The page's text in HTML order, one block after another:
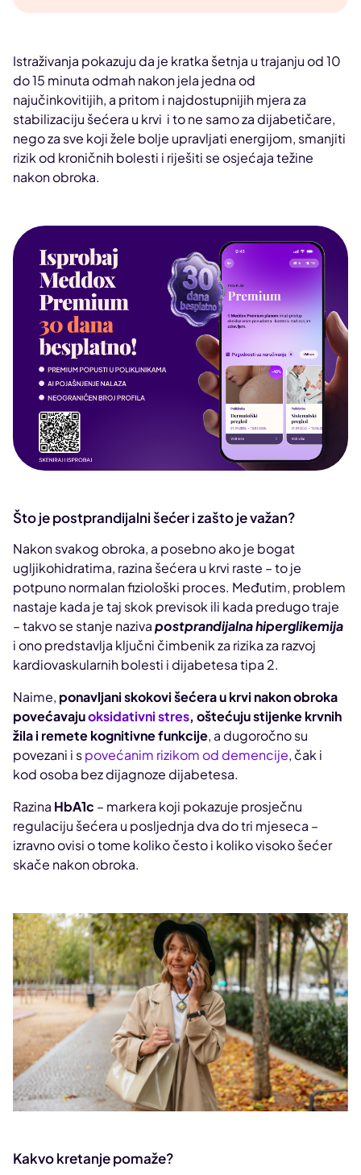
Istraživanja pokazuju da je kratka šetnja u trajanju od 10
do 15 minuta odmah nakon jela jedna od
najučinkovitijih, a pritom i najdostupnijih mjera za
stabilizaciju šećera u krvi i to ne samo za dijabetičare,
nego za sve koji žele bolje upravljati energijom, smanjiti
rizik od kroničnih bolesti i riješiti se osjećaja težine
nakon obroka.
Što je postprandijalni šećer i zašto je važan?
Nakon svakog obroka, a posebno ako je bogat
ugljikohidratima, razina šećera u krvi raste – to je
potpuno normalan fiziološki proces. Međutim, problem
nastaje kada je taj skok previsok ili kada predugo traje
– takvo se stanje nazivapostprandijalna hiperglikemija
i ono predstavlja ključni čimbenik za rizika za razvoj
kardiovaskularnih bolesti i dijabetesa tipa 2.
Naime, ponavljani skokovi šećera u krvi nakon obroka
povećavajuoksidativni stres, oštećuju stijenke krvnih
žila i remete kognitivne funkcije, a dugoročno su
povezani i spovećanim rizikom od demencije, čak i
kod osoba bez dijagnoze dijabetesa.
Razina HbA1c – markera koji pokazuje prosječnu
regulaciju šećera u posljednja dva do tri mjeseca –
izravno ovisi o tome koliko često i koliko visoko šećer
skače nakon obroka.
Kakvo kretanje pomaže?